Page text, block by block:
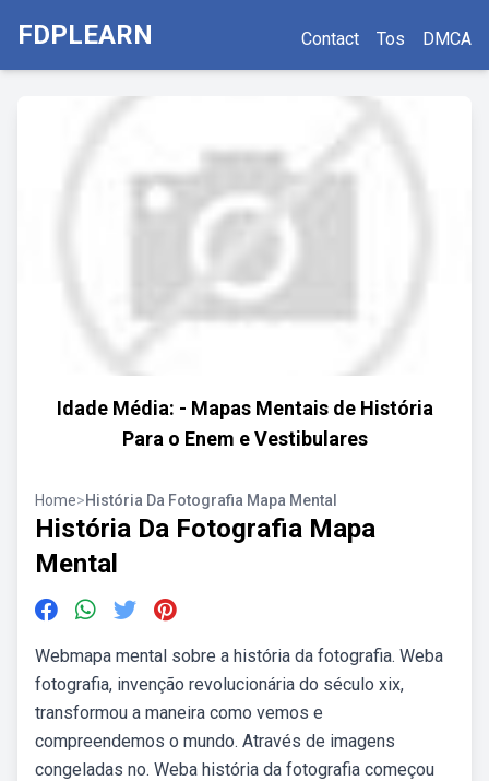
FDPLEARN Contact Tos DMCA
Idade Média: - Mapas Mentais de História
Para o Enem e Vestibulares
Home>História Da Fotografia Mapa Mental
História Da Fotografia Mapa
Mental
Webmapa mental sobre a história da fotografia. Weba
fotografia, invenção revolucionária do século xix,
transformou a maneira como vemos e
compreendemos o mundo. Através de imagens
congeladas no. Weba história da fotografia começou